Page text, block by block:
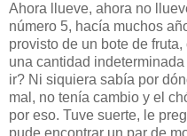
Ahora llueve, ahora no
número 5, hacía muchos
provisto de un bote de
una cantidad
ir? Ni siquiera sabía por
mal, no tenía cambio y el
por eso. Tuve suerte, le